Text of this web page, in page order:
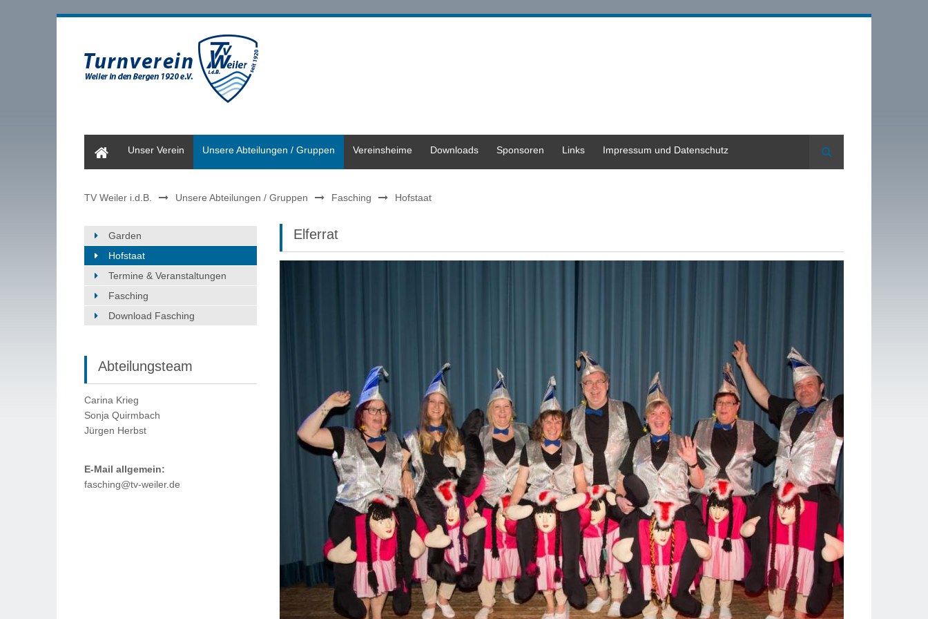
Unser Verein
Unsere Abteilungen / Gruppen Vereinsheime Downloads Sponsoren Links Impressum und Datenschutz Suche
TV Weiler i.d.B. Unsere Abteilungen / Gruppen Fasching Hofstaat
Elferrat
Garden
Hofstaat
Termine & Veranstaltungen
Fasching
Download Fasching
Abteilungsteam
Carina Krieg
Sonja Quirmbach
Jürgen Herbst
E-Mail allgemein:
fasching@tv-weiler.de